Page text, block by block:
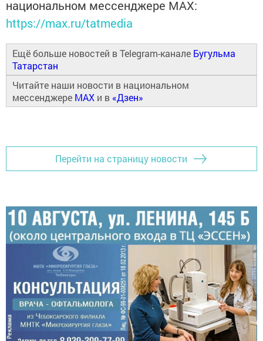
национальном мессенджере MАХ:
https://max.ru/tatmedia
Ещё больше новостей в Telegram-канале Бугульма
Татарстан
Читайте наши новости в национальном
мессенджере MAX и в «Дзен»
Перейти на страницу новости